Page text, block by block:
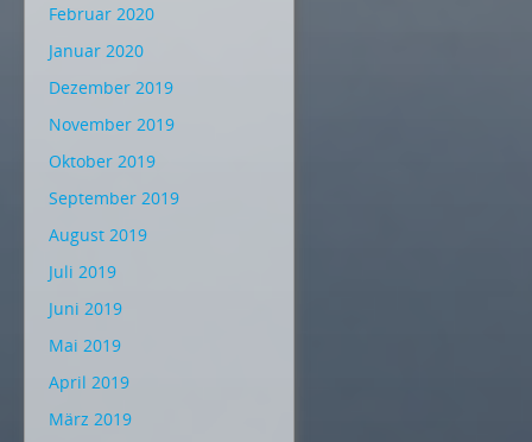
Februar 2020
Januar 2020
Dezember 2019
November 2019
Oktober 2019
September 2019
August 2019
Juli 2019
Juni 2019
Mai 2019
April 2019
März 2019